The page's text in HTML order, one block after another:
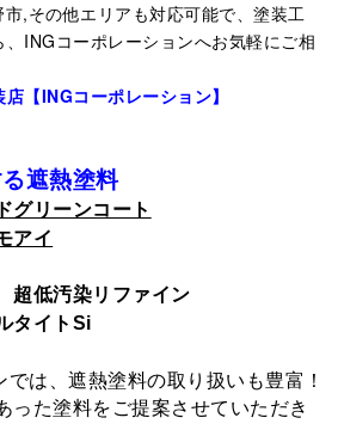
,その他エリアも対応可能で、塗装工
INGコーポレーションへお気軽にご相
店【INGコーポレーション】
遮熱塗料
グリーンコート
アイ
低汚染リファイン
タイトSi
では、遮熱塗料の取り扱いも豊富！
った塗料をご提案させていただき